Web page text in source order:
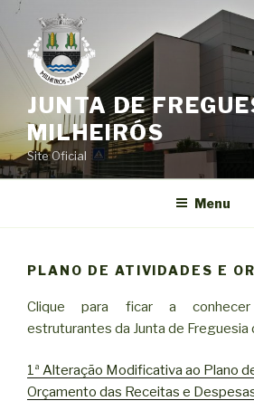
Saltar
o
conteúdo
JUNTA DE
MILHEIRÓS
Site Oficial
Menu
PLANO DE ATIVIDADES E
Clique para ficar a
estruturantes da Junta de Freguesia
1ª Alteração Modificativa ao Plano
Orçamento das Receitas e